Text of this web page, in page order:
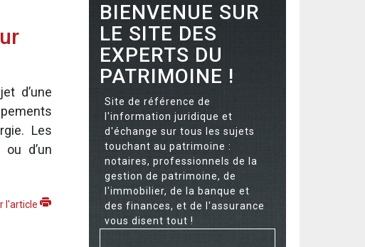
d’une
Les
d’un
l'article
BIENVENUE SUR
LE SITE DES
EXPERTS DU
PATRIMOINE !
Site de référence de
l'information juridique et
d'échange sur tous les sujets
touchant au patrimoine :
notaires, professionnels de la
gestion de patrimoine, de
l'immobilier, de la banque et
des finances, et de l'assurance
vous disent tout !